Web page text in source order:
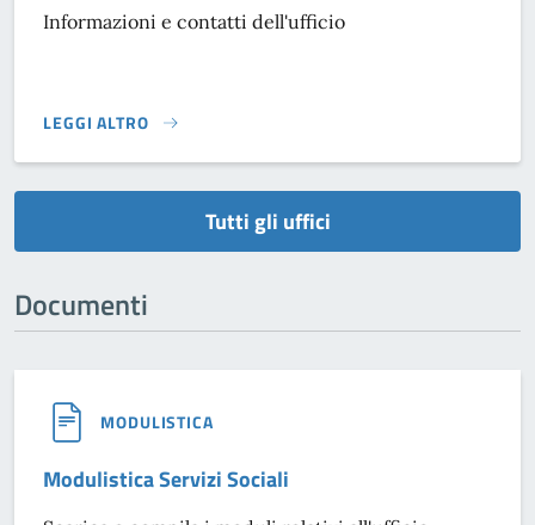
Informazioni e contatti dell'ufficio
LEGGI ALTRO
}
Tutti gli uffici
Documenti
MODULISTICA
Modulistica Servizi Sociali